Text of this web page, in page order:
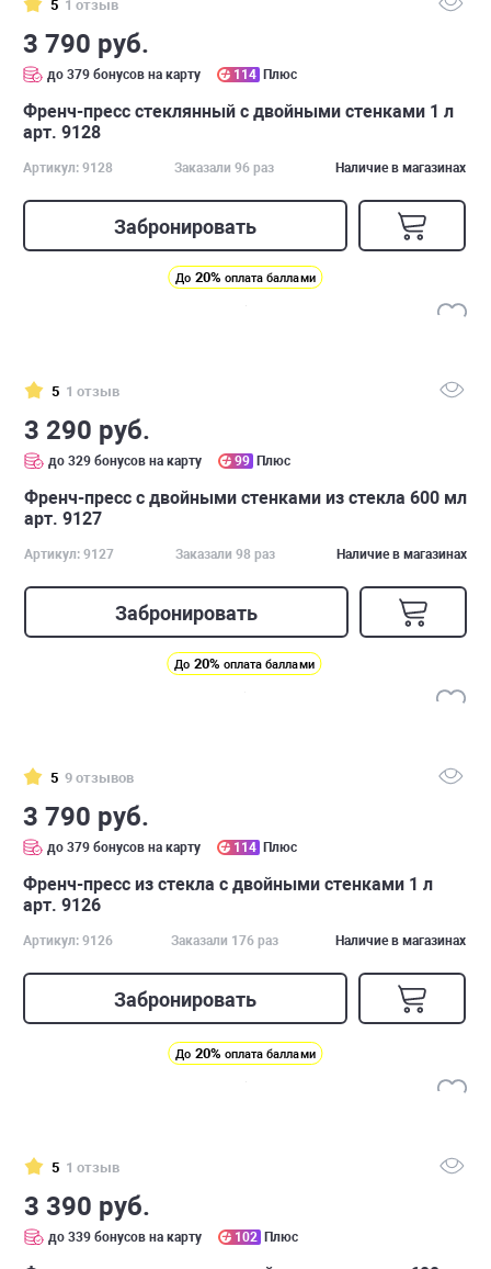
5 1 отзыв
3 790 руб.
до 379 бонусов на карту 114 Плюс
Френч-пресс стеклянный с двойными стенками 1 л
арт. 9128
Артикул: 9128 Заказали 96 раз Наличие в магазинах
Забронировать
До 20% оплата баллами
5 1 отзыв
3 290 руб.
до 329 бонусов на карту 99 Плюс
Френч-пресс с двойными стенками из стекла 600 мл
арт. 9127
Артикул: 9127 Заказали 98 раз Наличие в магазинах
Забронировать
До 20% оплата баллами
5 9 отзывов
3 790 руб.
до 379 бонусов на карту 114 Плюс
Френч-пресс из стекла с двойными стенками 1 л
арт. 9126
Артикул: 9126 Заказали 176 раз Наличие в магазинах
Забронировать
До 20% оплата баллами
5 1 отзыв
3 390 руб.
до 339 бонусов на карту 102 Плюс